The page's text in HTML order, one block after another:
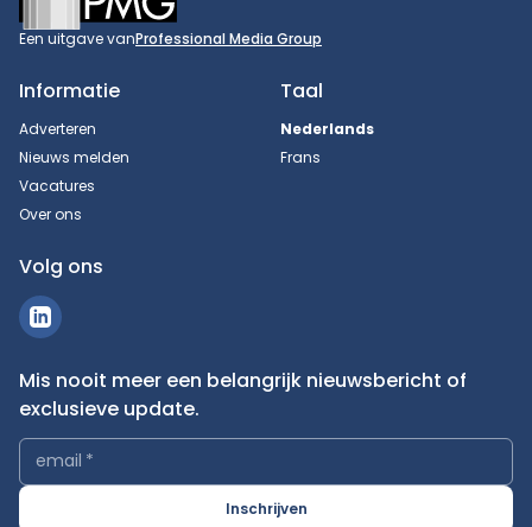
Een uitgave vanProfessional Media Group
Informatie
Adverteren
Nieuws melden
Vacatures
Over ons
Taal
Nederlands
Frans
Volg ons
Mis nooit meer een belangrijk nieuwsbericht of
exclusieve update.
email *
Inschrijven